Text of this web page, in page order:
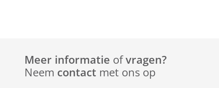
Meer informatie ofvragen?
Neem contact met ons op